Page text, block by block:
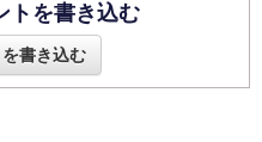
トを書き込む
書き込む